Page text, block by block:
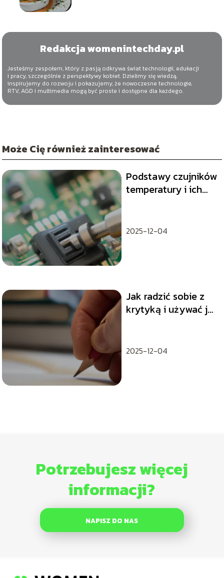
Redakcja womenintechday.pl
Jesteśmy zespołem, który z pasją odkrywa świat technologii, edukacji
i pracy, szczególnie z perspektywy kobiet. Dzielimy się wiedzą,
inspirujemy do rozwoju i pokazujemy, że nowoczesne technologie,
RTV, AGD i multimedia mogą być proste i dostępne dla każdego.
Może Cię również zainteresować
Podstawy czujników
temperatury i ich
2025-12-04
Jak radzić sobie z
krytyką i używać jej
2025-12-04
Potrzebujesz więcej
informacji?
NAPISZ DO NAS